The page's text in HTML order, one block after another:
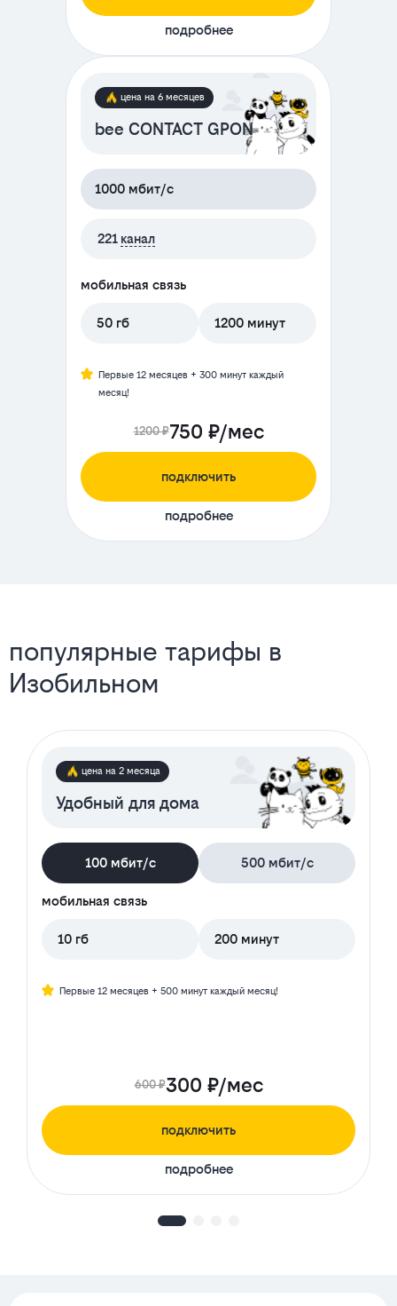
подробнее
цена на 6 месяцев
bee CONTACT GPON
1000 мбит/с
221 канал
мобильная связь
50 гб 1200 минут
Первые 12 месяцев + 300 минут каждый
месяц!
1200 ₽750 ₽/мес
подключить
подробнее
популярные тарифы в
Изобильном
цена на 2 месяца
Удобный для дома
100 мбит/с 500 мбит/с
мобильная связь
10 гб 200 минут
Первые 12 месяцев + 500 минут каждый месяц!
600 ₽300 ₽/мес
подключить
подробнее